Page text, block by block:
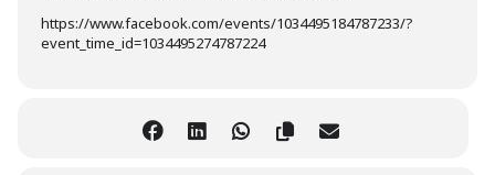
https://www.facebook.com/events/1034495184787233/?
event_time_id=1034495274787224